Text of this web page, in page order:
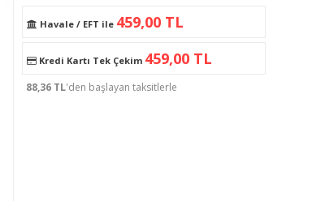
Havale / EFT ile 459,00 TL
Kredi Kartı Tek Çekim 459,00 TL
88,36 TL'den başlayan taksitlerle